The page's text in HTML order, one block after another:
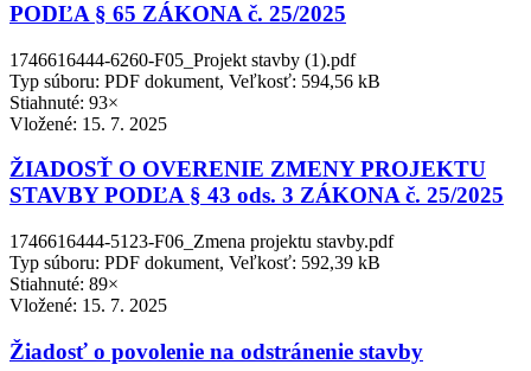
PODĽA § 65 ZÁKONA č. 25/2025
1746616444-6260-F05_Projekt stavby (1).pdf
Typ súboru: PDF dokument, Veľkosť: 594,56 kB
Stiahnuté: 93×
Vložené: 15. 7. 2025
ŽIADOSŤ O OVERENIE ZMENY PROJEKTU
STAVBY PODĽA § 43 ods. 3 ZÁKONA č. 25/2025
1746616444-5123-F06_Zmena projektu stavby.pdf
Typ súboru: PDF dokument, Veľkosť: 592,39 kB
Stiahnuté: 89×
Vložené: 15. 7. 2025
Žiadosť o povolenie na odstránenie stavby